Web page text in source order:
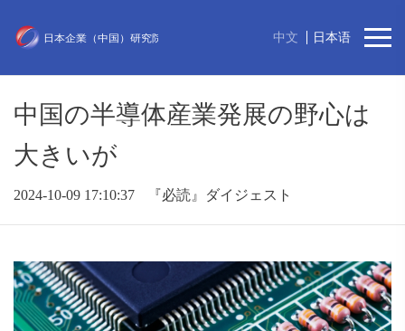
中文 日本语
中国の半導体産業発展の野心は
大きいが
2024-10-09 17:10:37 『必読』ダイジェスト